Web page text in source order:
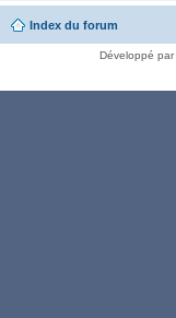
Index du forum
Développé par